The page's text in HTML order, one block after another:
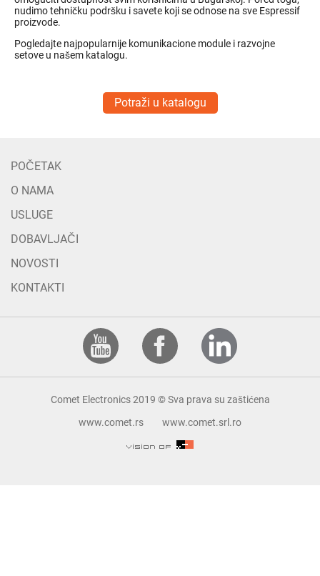
nudimo tehničku podršku i savete koji se odnose na sve Espressif
proizvode.
Pogledajte najpopularnije komunikacione module i razvojne
setove u našem katalogu.
Potraži u katalogu
POČETAK
O NAMA
USLUGE
DOBAVLJAČI
NOVOSTI
KONTAKTI
Comet Electronics 2019 © Sva prava su zaštićena
www.comet.rs
www.comet.srl.ro